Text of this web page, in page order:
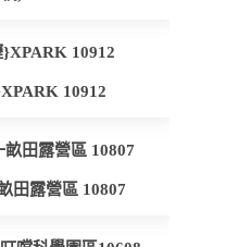
10912
田露營區 10807